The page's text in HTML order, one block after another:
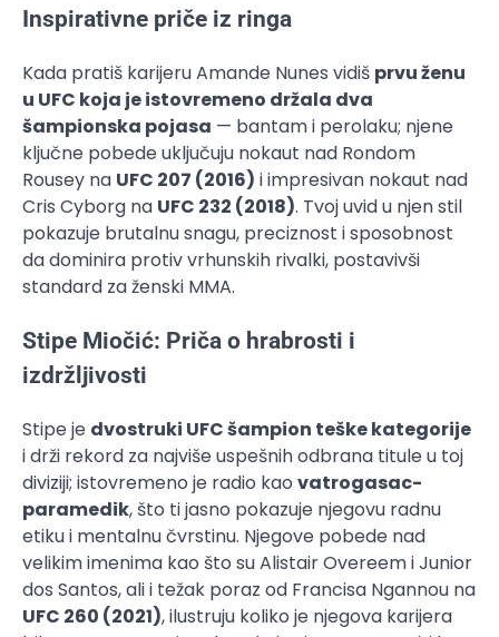
Inspirativne priče iz ringa
Kada pratiš karijeru Amande Nunes vidiš prvu ženu
u UFC koja je istovremeno držala dva
šampionska pojasa — bantam i perolaku; njene
ključne pobede uključuju nokaut nad Rondom
Rousey na UFC 207 (2016) i impresivan nokaut nad
Cris Cyborg na UFC 232 (2018). Tvoj uvid u njen stil
pokazuje brutalnu snagu, preciznost i sposobnost
da dominira protiv vrhunskih rivalki, postavivši
standard za ženski MMA.
Stipe Miočić: Priča o hrabrosti i
izdržljivosti
Stipe je dvostruki UFC šampion teške kategorije
i drži rekord za najviše uspešnih odbrana titule u toj
diviziji; istovremeno je radio kao vatrogasac-
paramedik, što ti jasno pokazuje njegovu radnu
etiku i mentalnu čvrstinu. Njegove pobede nad
velikim imenima kao što su Alistair Overeem i Junior
dos Santos, ali i težak poraz od Francisa Ngannou na
UFC 260 (2021), ilustruju koliko je njegova karijera